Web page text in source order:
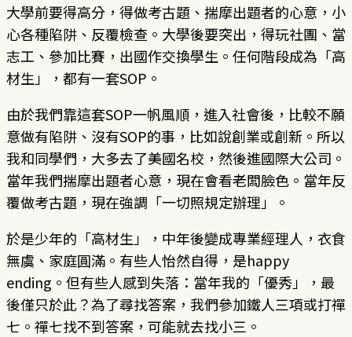
大學前要得高分，得做考古題、揣摩出題者的心意，小
心各種陷阱、反覆檢查。大學後要突出，得玩社團、當
志工、參加比賽，出國作交換學生。任何階段成為「高
材生」，都有一套SOP。
由於我們靠這套SOP一帆風順，進入社會後，比較不願
意做有陷阱、沒有SOP的事，比如說創業或創新。所以
我和同學們，大多去了美國名校，然後進國際大公司。
當年我們揣摩出題者心意，現在會看老闆臉色。當年反
覆做考古題，現在強調「一切照規定辦理」。
於是少年的「高材生」，中年後變成專業經理人，衣食
無虞、家庭圓滿。有些人怡然自得，是happy
ending。但有些人感到失落：當年我的「優秀」，最
後僅只於此？為了尋找答案，我們參加鐵人三項或打禪
七。禪七找不到答案，可能就去找小三。